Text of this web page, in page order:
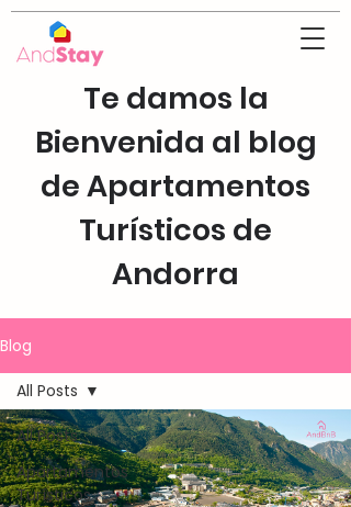
Te damos la
Bienvenida al blog
de Apartamentos
Turísticos de
Andorra
Blog
All Posts
Apartamentos
Turísticos
All Posts